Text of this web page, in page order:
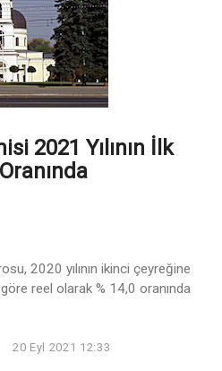
2021 Yılının İlk
2020 yılının ikinci çeyreğine
göre reel olarak % 14,0 oranında
20 Eyl 2021 12:33